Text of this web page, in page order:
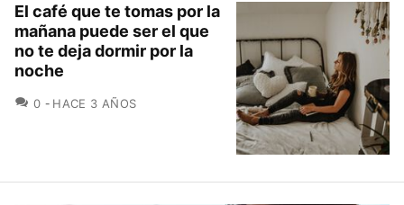
El café que te tomas por la
mañana puede ser el que
no te deja dormir por la
noche
0 COMENTARIOS
HACE 3 AÑOS